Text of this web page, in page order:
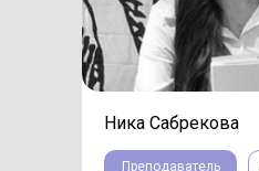
Преподаватель
Ника Сабрекова